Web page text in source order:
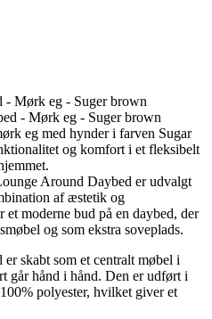
- Mørk eg - Suger brown
eg med hynder i farven Sugar
og komfort i et fleksibelt
Around Daybed er udvalgt
af æstetik og
moderne bud på en daybed, der
og som ekstra soveplads.
skabt som et centralt møbel i
går hånd i hånd. Den er udført i
polyester, hvilket giver et